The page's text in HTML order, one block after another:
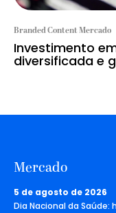
Branded Content Mercado
Investimento
diversificada e
Mercado
5 de agosto de 2026
Dia Nacional da